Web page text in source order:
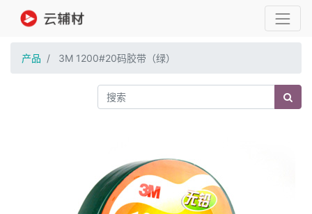
产品 3M 1200#20码胶带（绿）